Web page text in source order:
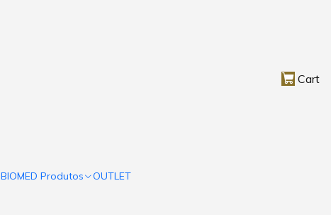
Cart
BIOMED Produtos OUTLET